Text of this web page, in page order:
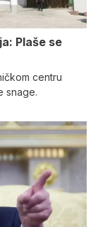
Plaše se
centru
snage.